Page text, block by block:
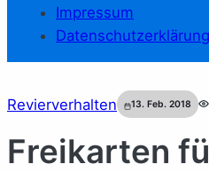
Impressum
Datenschutzerklärung
Revierverhalten 13. Feb. 2018
Freikarten